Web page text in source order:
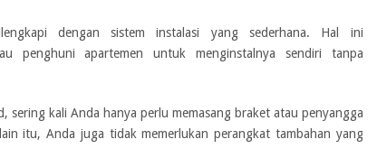
dengan sistem instalasi yang sederhana. Hal ini
penghuni apartemen untuk menginstalnya sendiri tanpa
sering kali Anda hanya perlu memasang braket atau penyangga
itu, Anda juga tidak memerlukan perangkat tambahan yang